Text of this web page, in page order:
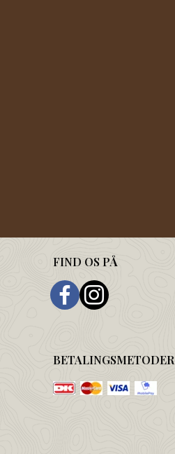
FIND OS PÅ
BETALINGSMETODER